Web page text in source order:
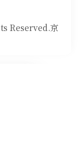
Reserved.京